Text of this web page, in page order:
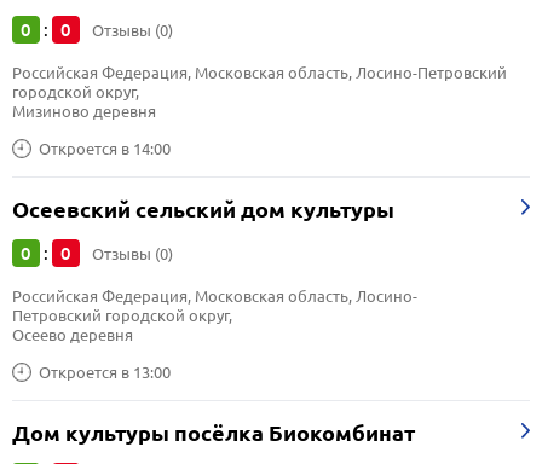
0 : 0 Отзывы (0)
Откроется в 14:00
Российская Федерация, Московская область, Лосино-Петровский
городской округ,
Мизиново деревня
Осеевский cельский дом культуры
0 : 0 Отзывы (0)
Откроется в 13:00
Российская Федерация, Московская область, Лосино-
Петровский городской округ,
Осеево деревня
Дом культуры посёлка Биокомбинат